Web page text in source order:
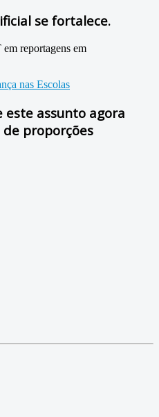
se fortalece.
reportagens em
nas Escolas
este assunto agora
de proporções